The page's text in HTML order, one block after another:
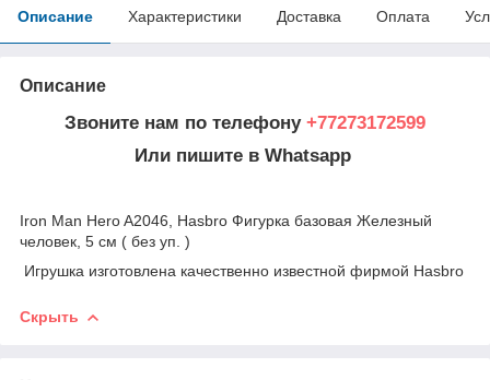
Описание Характеристики Доставка Оплата
Описание
Звоните нам по телефону +77273172599
Или пишите в Whatsapp
Iron Man Hero A2046, Hasbro Фигурка базовая Железный
человек, 5 см ( без уп. )
Игрушка изготовлена качественно известной фирмой Hasbro
Скрыть